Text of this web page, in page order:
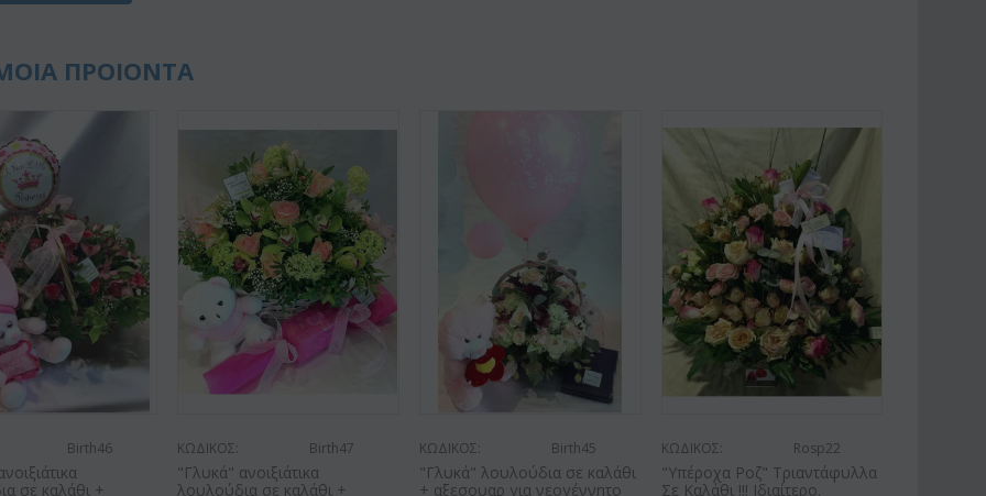
ΠΡΟΙΟΝΤΑ
Birth46
σε καλάθι +
ΚΩΔΙΚΟΣ: Birth47
"Γλυκά" ανοιξιάτικα
λουλούδια σε καλάθι +
ΚΩΔΙΚΟΣ: Birth45
"Γλυκά" λουλούδια σε καλάθι
+ αξεσουαρ για νεογέννητο
ΚΩΔΙΚΟΣ: Rosp22
"Υπέροχα Ροζ" Τριαντάφυλλα
Σε Καλάθι !!! Ιδιαίτερο.